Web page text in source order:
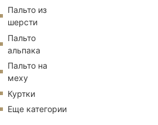
Пальто из
шерсти
Пальто
альпака
Пальто на
меху
Куртки
Еще категории